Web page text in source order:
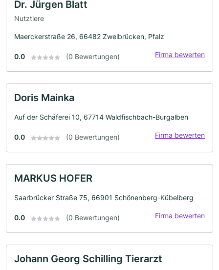
Dr. Jürgen Blatt
Nutztiere
Maerckerstraße 26, 66482 Zweibrücken, Pfalz
0.0 (0 Bewertungen) Firma bewerten
Doris Mainka
Auf der Schäferei 10, 67714 Waldfischbach-Burgalben
0.0 (0 Bewertungen) Firma bewerten
MARKUS HOFER
Saarbrücker Straße 75, 66901 Schönenberg-Kübelberg
0.0 (0 Bewertungen) Firma bewerten
Johann Georg Schilling Tierarzt